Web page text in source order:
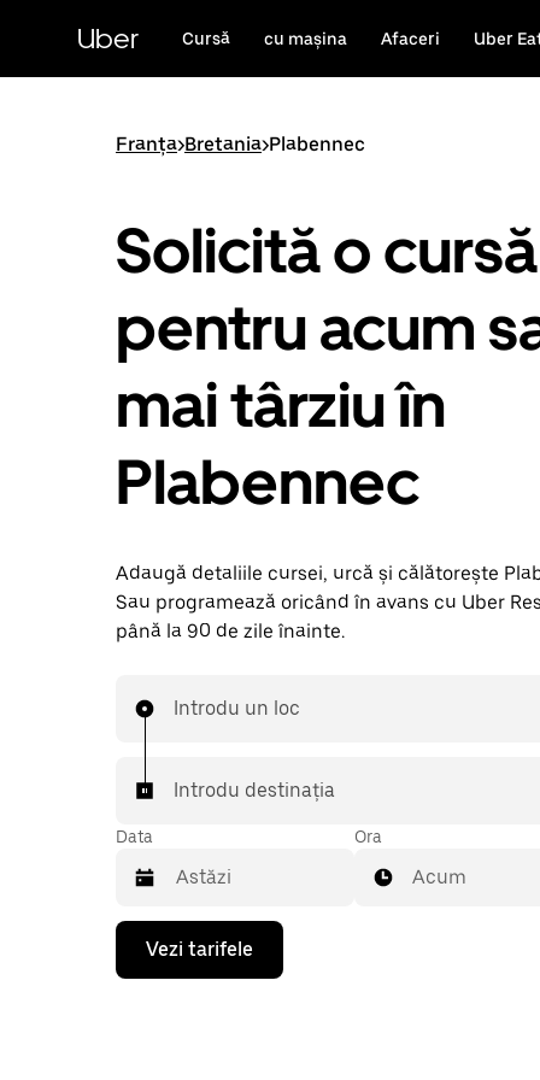
conținutul
principal
Uber Cursă cu mașina Afaceri Uber
Franța>Bretania>Plabennec
Solicită o cursă
pentru acum
mai târziu în
Plabennec
Adaugă detaliile cursei, urcă și călătorește
Sau programează oricând în avans cu Uber
până la 90 de zile înainte.
Introdu un loc
Introdu destinația
Data
Pentru
deschide
Ora
Acum
Vezi tarifele